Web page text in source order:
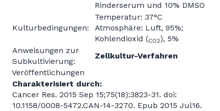
Rinderserum und 10% DMSO
Kulturbedingungen:
Temperatur: 37°C
Atmosphäre: Luft, 95%;
Kohlendioxid (CO2), 5%
Anweisungen zur
Subkultivierung:
Zellkultur-Verfahren
Veröffentlichungen
Charakterisiert durch:
Cancer Res. 2015 Sep 15;75(18):3823-31. doi:
10.1158/0008-5472.CAN-14-3270. Epub 2015 Jul16.